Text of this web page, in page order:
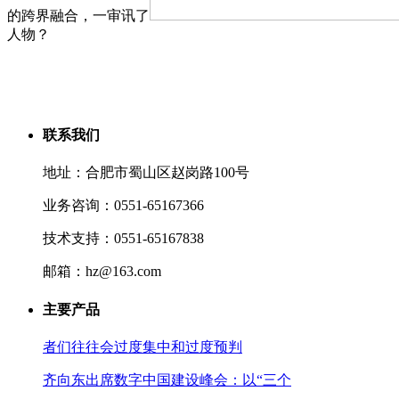
的跨界融合，一审讯了
人物？
联系我们
地址：合肥市蜀山区赵岗路100号
业务咨询：0551-65167366
技术支持：0551-65167838
邮箱：hz@163.com
主要产品
者们往往会过度集中和过度预判
齐向东出席数字中国建设峰会：以“三个